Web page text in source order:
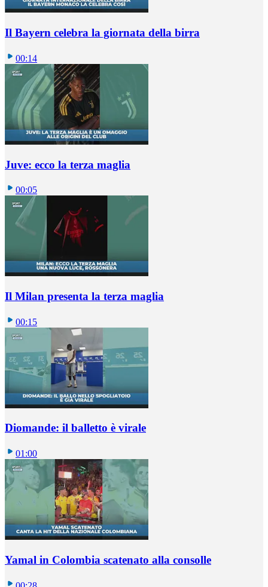
Il Bayern celebra la giornata della birra
00:14
Juve: ecco la terza maglia
00:05
Il Milan presenta la terza maglia
00:15
Diomande: il balletto è virale
01:00
Yamal in Colombia scatenato alla consolle